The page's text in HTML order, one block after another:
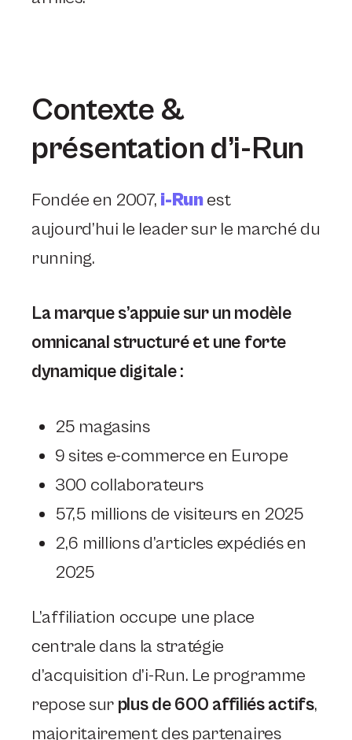
Contexte &
présentation d’i-Run
Fondée en 2007, i-Runest
aujourd’hui le leader sur le marché du
running.
La marque s’appuie sur un modèle
omnicanal structuré et une forte
dynamique digitale :
25 magasins
9 sites e-commerce en Europe
300 collaborateurs
57,5 millions de visiteurs en 2025
2,6 millions d’articles expédiés en
2025
L’affiliation occupe une place
centrale dans la stratégie
d’acquisition d’i-Run. Le programme
repose sur plus de 600 affiliés actifs,
majoritairement des partenaires